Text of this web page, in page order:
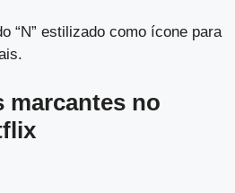
“N” estilizado como ícone para
marcantes no